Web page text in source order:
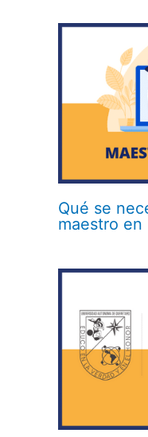
Qué se
maestro en